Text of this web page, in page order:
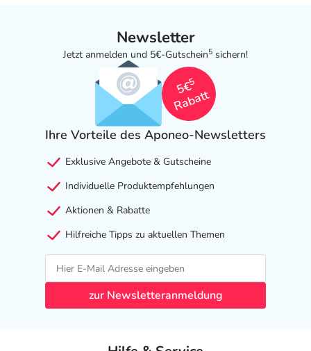
Newsletter
Jetzt anmelden und 5€-Gutschein5 sichern!
5€
5
Rabatt
Ihre Vorteile des Aponeo-Newsletters
Exklusive Angebote & Gutscheine
Individuelle Produktempfehlungen
Aktionen & Rabatte
Hilfreiche Tipps zu aktuellen Themen
zur Newsletteranmeldung